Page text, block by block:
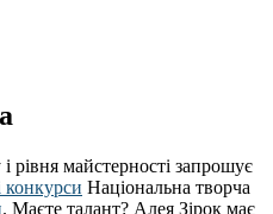
рівня майстерності запрошує
конкурси Національна творча
. Маєте талант? Алея Зірок має